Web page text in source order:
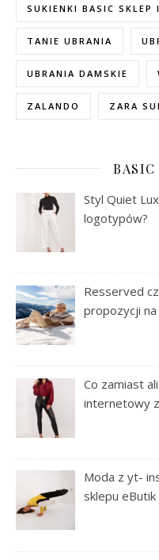
SUKIENKI BASIC SKLEP
TANIE UBRANIA
UBRANIA DAMSKIE
ZALANDO ZARA
BASIC
Styl Quiet
logotypów?
Resserved
propozycji
Co zamiast
internetowy
Moda z yt-
sklepu eButik